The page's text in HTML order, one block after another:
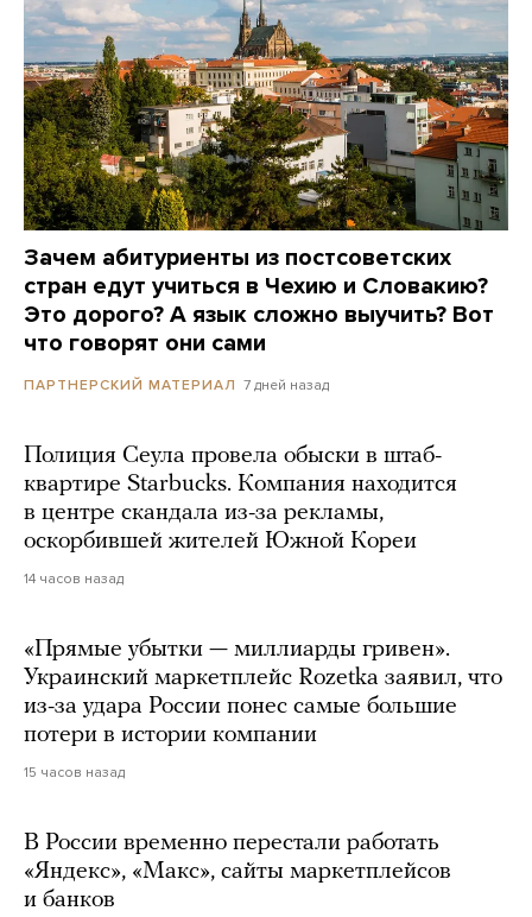
Зачем абитуриенты из постсоветских
стран едут учиться в Чехию и Словакию?
Это дорого? А язык сложно выучить? Вот
что говорят они сами
ПАРТНЕРСКИЙ МАТЕРИАЛ 7 дней назад
Полиция Сеула провела обыски в штаб-
квартире Starbucks. Компания находится
в центре скандала из-за рекламы,
оскорбившей жителей Южной Кореи
14 часов назад
«Прямые убытки — миллиарды гривен».
Украинский маркетплейс Rozetka заявил, что
из-за удара России понес самые большие
потери в истории компании
15 часов назад
В России временно перестали работать
«Яндекс», «Макс», сайты маркетплейсов
и банков